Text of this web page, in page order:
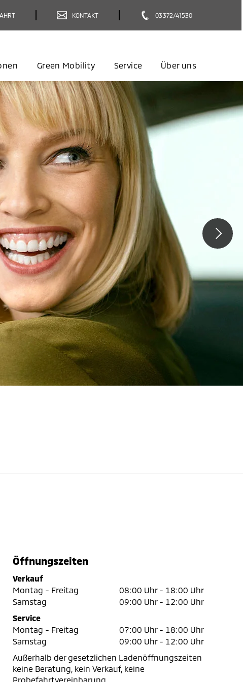
KONTAKT 03372/41530
Green Mobility Service Über uns
Öffnungszeiten
Verkauf
Montag - Freitag
08:00 Uhr - 18:00 Uhr
Samstag
09:00 Uhr - 12:00 Uhr
Service
Montag - Freitag
07:00 Uhr - 18:00 Uhr
Samstag
09:00 Uhr - 12:00 Uhr
Außerhalb der gesetzlichen Ladenöffnungszeiten
keine Beratung, kein Verkauf, keine
Probefahrtvereinbarung.